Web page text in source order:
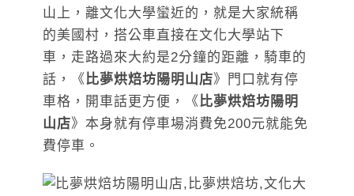
山上，離文化大學蠻近的，就是大家統稱
的美國村，搭公車直接在文化大學站下
車，走路過來大約是2分鐘的距離，騎車的
話，《比夢烘焙坊陽明山店》門口就有停
車格，開車話更方便，《比夢烘焙坊陽明
山店》本身就有停車場消費免200元就能免
費停車。